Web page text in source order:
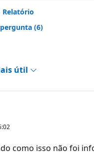
Relatório
(6)
útil
como isso não foi